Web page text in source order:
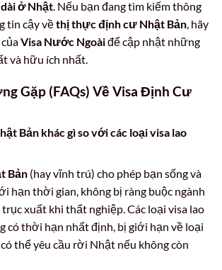
ở Nhật. Nếu bạn đang tìm kiếm thông
tin cậy vềthị thực định cư Nhật Bản, hãy
Visa Nước Ngoàiđể cập nhật những
và hữu ích nhất.
Gặp (FAQs) Về Visa Định Cư
Bản khác gì so với các loại visa lao
Bản (hay vĩnh trú) cho phép bạn sống và
hạn thời gian, không bị ràng buộc ngành
trục xuất khi thất nghiệp. Các loại visa lao
có thời hạn nhất định, bị giới hạn về loại
thể yêu cầu rời Nhật nếu không còn